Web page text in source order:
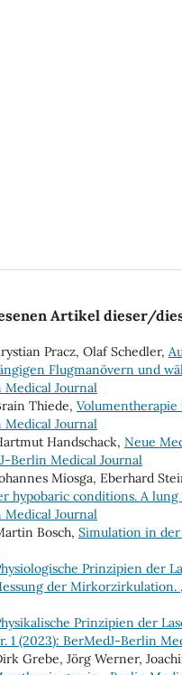
Artikel dieser/
Pracz, Olaf Schedler,
Flugmanövern und
Journal
Thiede,
Journal
Handschack, Neue
Berlin Medical Journal
Miosga, Eberhard
hypobaric conditions. A lung
Journal
Bosch, Simulation in
Prinzipien der
der Mirkorzirkulation. ,
Prinzipien der
1 (2023): BerMedJ-Berlin
Grebe, Jörg Werner,